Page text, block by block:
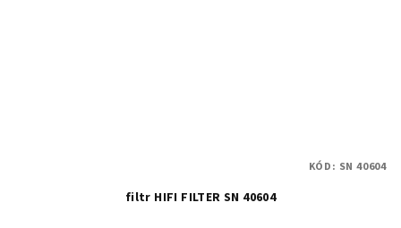
filtr HIFI FILTER SN 40604
KÓD: SN 40604